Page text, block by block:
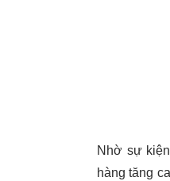
Nhờ sự
hàng tăng